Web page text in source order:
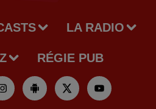
LA RADIO
RÉGIE PUB